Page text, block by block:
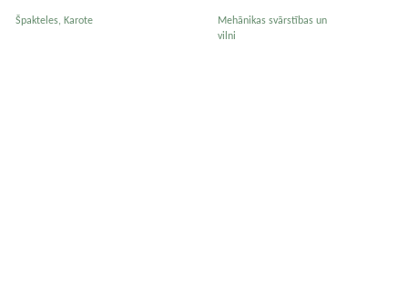
Špakteles, Karote Mehānikas svārstības un
vilni